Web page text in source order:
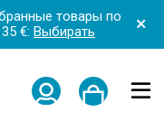
товары по
€: Выбирать